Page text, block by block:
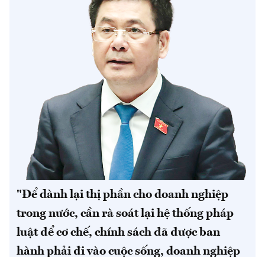
"Để dành lại thị phần cho doanh nghiệp
trong nước, cần rà soát lại hệ thống pháp
luật để cơ chế, chính sách đã được ban
hành phải đi vào cuộc sống, doanh nghiệp